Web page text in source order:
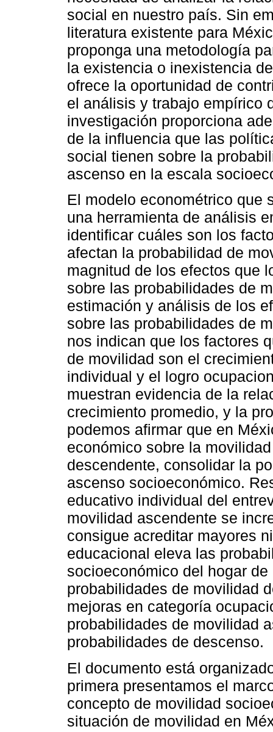
social en nuestro país. Sin
literatura existente para
proponga una metodología
la existencia o inexistencia
ofrece la oportunidad de
el análisis y trabajo empírico
investigación proporciona
de la influencia que las
social tienen sobre la
ascenso en la escala
El modelo econométrico que
una herramienta de análisis
identificar cuáles son los
afectan la probabilidad de
magnitud de los efectos que
sobre las probabilidades de
estimación y análisis de los
sobre las probabilidades de
nos indican que los factores
de movilidad son el
individual y el logro
muestran evidencia de la
crecimiento promedio, y la
podemos afirmar que en
económico sobre la
descendente, consolidar la
ascenso socioeconómico.
educativo individual del
movilidad ascendente se
consigue acreditar mayores
educacional eleva las
socioeconómico del hogar
probabilidades de movilidad
mejoras en categoría
probabilidades de movilidad
probabilidades de descenso.
El documento está
primera presentamos el
concepto de movilidad
situación de movilidad en